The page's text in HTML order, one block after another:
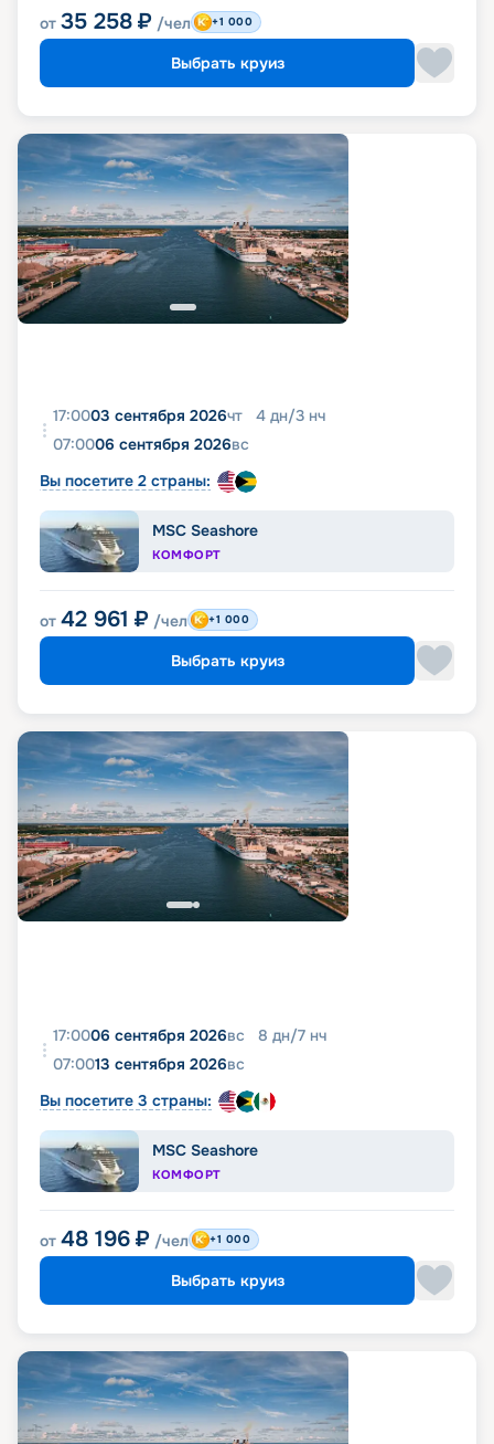
от 35 258 ₽ /чел +1 000
Выбрать круиз
17:0003 сентября 2026чт 4 дн/3 нч
07:0006 сентября 2026вс
Вы посетите 2 страны:
MSC Seashore
КОМФОРТ
от 42 961 ₽ /чел +1 000
Выбрать круиз
17:0006 сентября 2026вс 8 дн/7 нч
07:0013 сентября 2026вс
Вы посетите 3 страны:
MSC Seashore
КОМФОРТ
от 48 196 ₽ /чел +1 000
Выбрать круиз